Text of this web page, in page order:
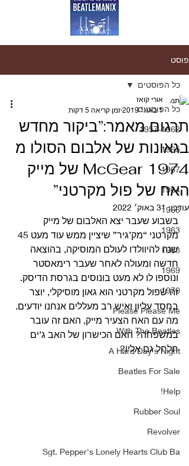
פוסט
כל הפוסטים
1957-1962
1965
1967
1964
1966
1963
1968
1969
1970
Please Please Me
With The Beatles
A Hard Day's Night
Beatles For Sale
Help!
Rubber Soul
Revolver
Sgt. Pepper's Lonely Hearts Club Ba
כל הפוסטים
תרגום מאמר:”ביקור מחדש
בגאונות של אלבום הסולו מ
1974 McGear של מייק
האח של פול מקרטני”
אורי קואז
1 באוג׳ 2019
זמן קריאה 5 דקות
עודכן:31 באוק׳ 2022
בשבוע שעבר יצא האלבום של מייק
שנה להיוולדו לעולם המוסיקה, בהוצאה
חדשה ומעולה לאחר שעבר רימאסטר
ונוספו לו לא מעט בונוסים בגרסת הדיסק.
זה שפול מקרטני הוא גאון מוסיקלי, יוצר
בחסד עליון ואיש רב מעללים אנחנו יודעים.
מה עם האח הצעיר מייק, האם זה עובר
במשפחה? האם הכישרון של האב ג’ים
חלחל גם אליו?